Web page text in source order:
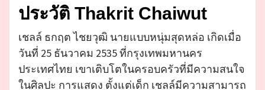
ประวัติ Thakrit Chaiwut
เชลล์ ธกฤต ไชยวุฒิ นายแบบหนุ่มสุดหล่อ เกิดเมื่อ
วันที่ 25 ธันวาคม 2535 ที่กรุงเทพมหานคร
ประเทศไทย เขาเติบโตในครอบครัวที่มีความสนใจ
ในศิลปะ การแสดง ตั้งแต่เด็ก เชลล์มีความสามารถ